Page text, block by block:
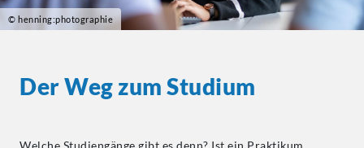
© henning:photographie
Der Weg zum Studium
Welche Studiengänge gibt es denn? Ist ein Praktikum